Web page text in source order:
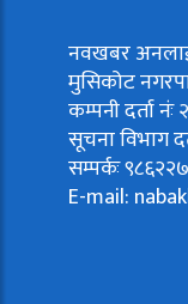
नवखबर
मुसिकोट
कम्पनी दर्ता
सूचना विभाग
सम्पर्कः
E-mail: